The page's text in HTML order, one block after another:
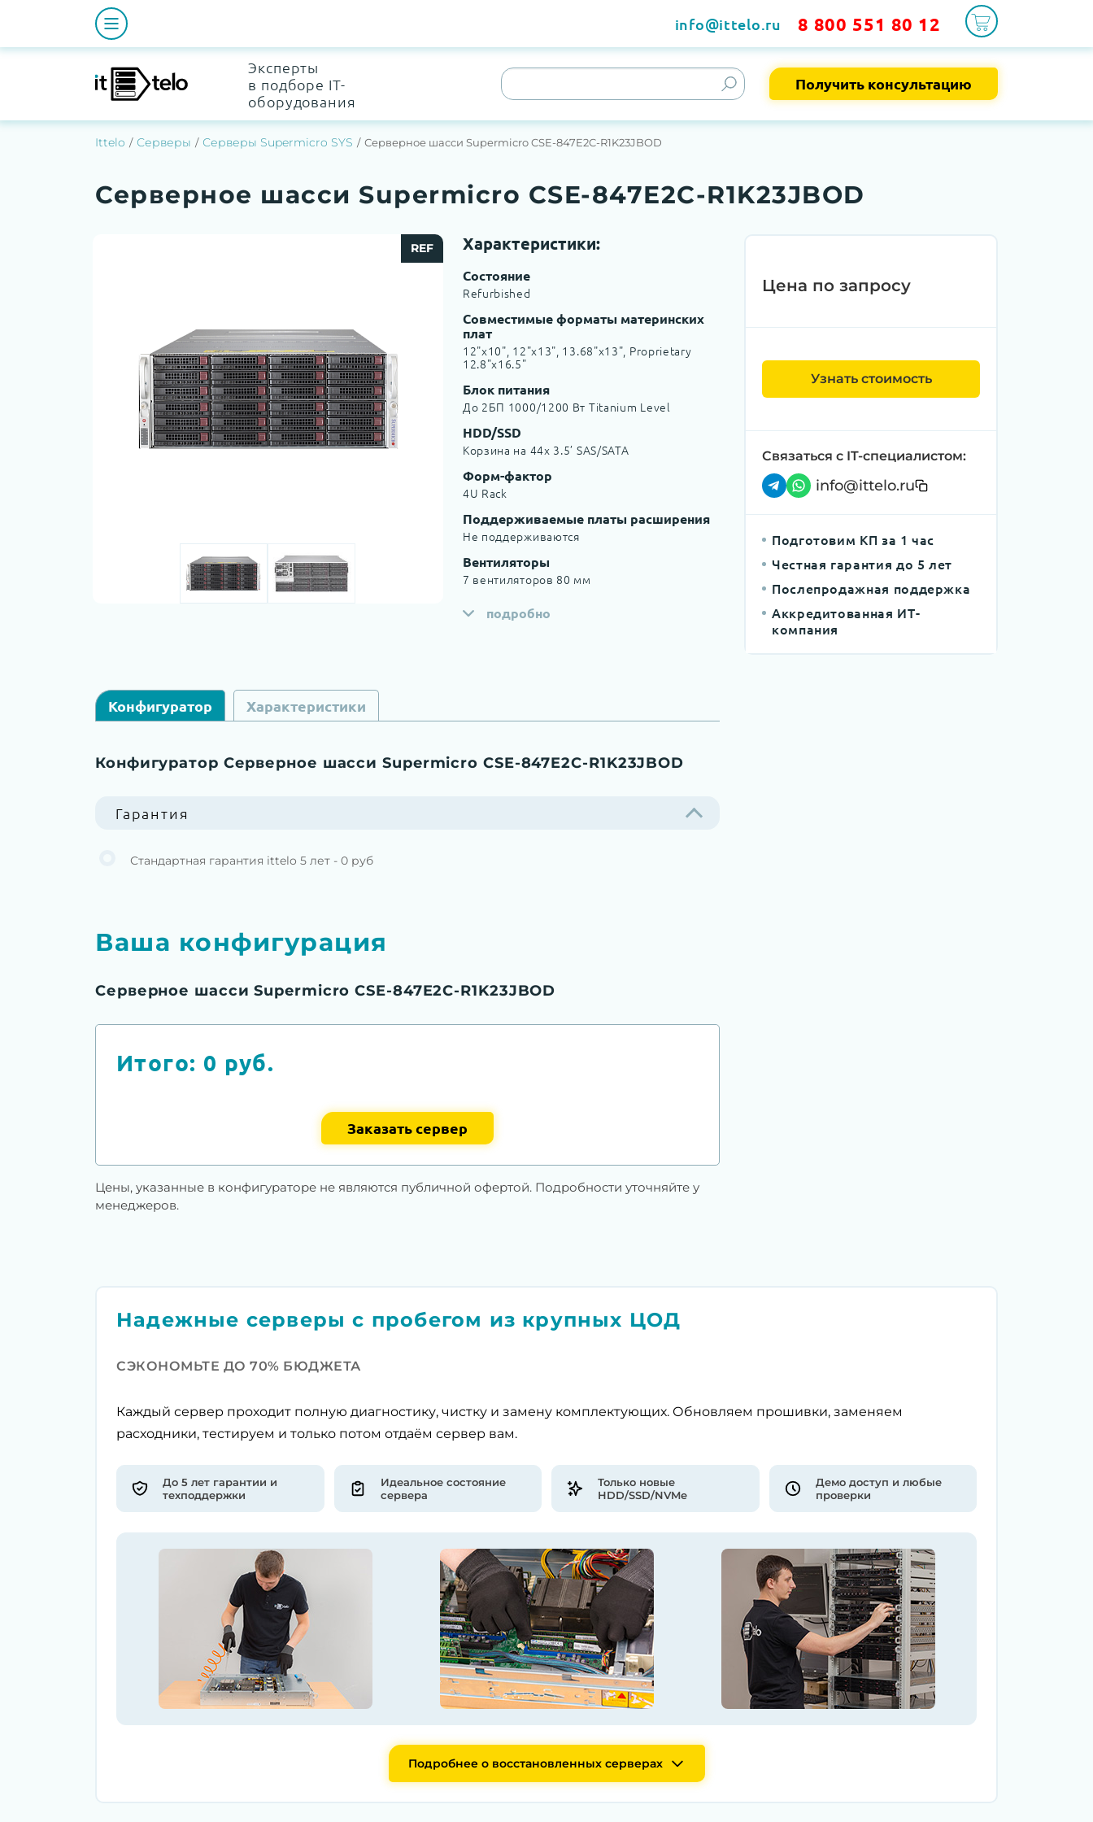
info@ittelo.ru 8 800 551 80 12
Эксперты
в подборе IT-
оборудования
Получить консультацию
Ittelo Серверы Серверы Supermicro SYS Серверное шасси Supermicro CSE-847E2C-R1K23JBOD
Серверное шасси Supermicro CSE-847E2C-R1K23JBOD
REF Характеристики:
Состояние
Refurbished
Совместимые форматы материнских
плат
12"x10", 12"x13", 13.68"x13", Proprietary
12.8"x16.5"
Блок питания
До 2БП 1000/1200 Вт Titanium Level
HDD/SSD
Корзина на 44x 3.5’ SAS/SATA
Форм-фактор
4U Rack
Поддерживаемые платы расширения
Не поддерживаются
Вентиляторы
7 вентиляторов 80 мм
подробно
Конфигуратор Характеристики
Конфигуратор Серверное шасси Supermicro CSE-847E2C-R1K23JBOD
Гарантия
Стандартная гарантия ittelo 5 лет - 0 руб
Ваша конфигурация
Серверное шасси Supermicro CSE-847E2C-R1K23JBOD
Итого: 0 руб.
Заказать сервер
Цены, указанные в конфигураторе не являются публичной офертой. Подробности уточняйте у
менеджеров.
Цена по запросу
Узнать стоимость
Связаться с IT-специалистом:
info@ittelo.ru
Подготовим КП за 1 час
Честная гарантия до 5 лет
Послепродажная поддержка
Аккредитованная ИТ-
компания
Надежные серверы с пробегом из крупных ЦОД
СЭКОНОМЬТЕ ДО 70% БЮДЖЕТА
Каждый сервер проходит полную диагностику, чистку и замену комплектующих. Обновляем прошивки, заменяем
расходники, тестируем и только потом отдаём сервер вам.
До 5 лет гарантии и
техподдержки
Идеальное состояние
сервера
Только новые
HDD/SSD/NVMe
Демо доступ и любые
проверки
Подробнее о восстановленных серверах